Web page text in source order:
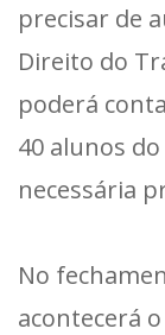
precisar de
Direito do
poderá
40 alunos
necessária
No
acontecerá